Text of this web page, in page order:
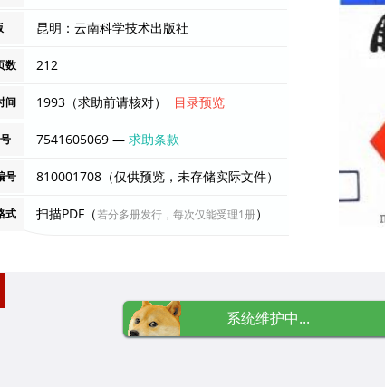
昆明：云南科学技术出版社
数 212
间 1993（求助前请核对） 目录预览
7541605069 —求助条款
号 810001708（仅供预览，未存储实际文件）
式 扫描PDF（若分多册发行，每次仅能受理1册）
系统维护中...